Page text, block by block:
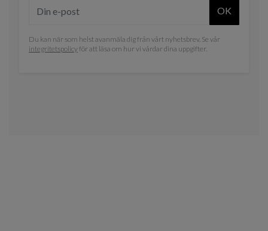
OK
Du kan när som helst avanmäla dig från vårt nyhetsbrev. Se vår
integritetspolicyför att läsa om hur vi vårdar dina uppgifter.